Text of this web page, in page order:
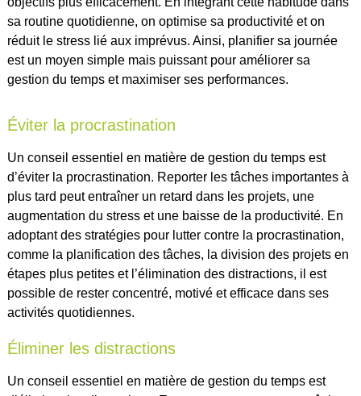
sa routine quotidienne, on optimise sa productivité et on
réduit le stress lié aux imprévus. Ainsi, planifier sa journée
est un moyen simple mais puissant pour améliorer sa
gestion du temps et maximiser ses performances.
Éviter la procrastination
Un conseil essentiel en matière de gestion du temps est
d’éviter la procrastination. Reporter les tâches importantes à
plus tard peut entraîner un retard dans les projets, une
augmentation du stress et une baisse de la productivité. En
adoptant des stratégies pour lutter contre la procrastination,
comme la planification des tâches, la division des projets en
étapes plus petites et l’élimination des distractions, il est
possible de rester concentré, motivé et efficace dans ses
activités quotidiennes.
Éliminer les distractions
Un conseil essentiel en matière de gestion du temps est